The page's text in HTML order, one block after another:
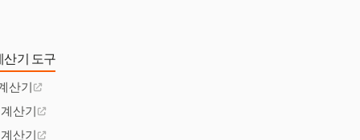
산기 도구
산기
산기
산기